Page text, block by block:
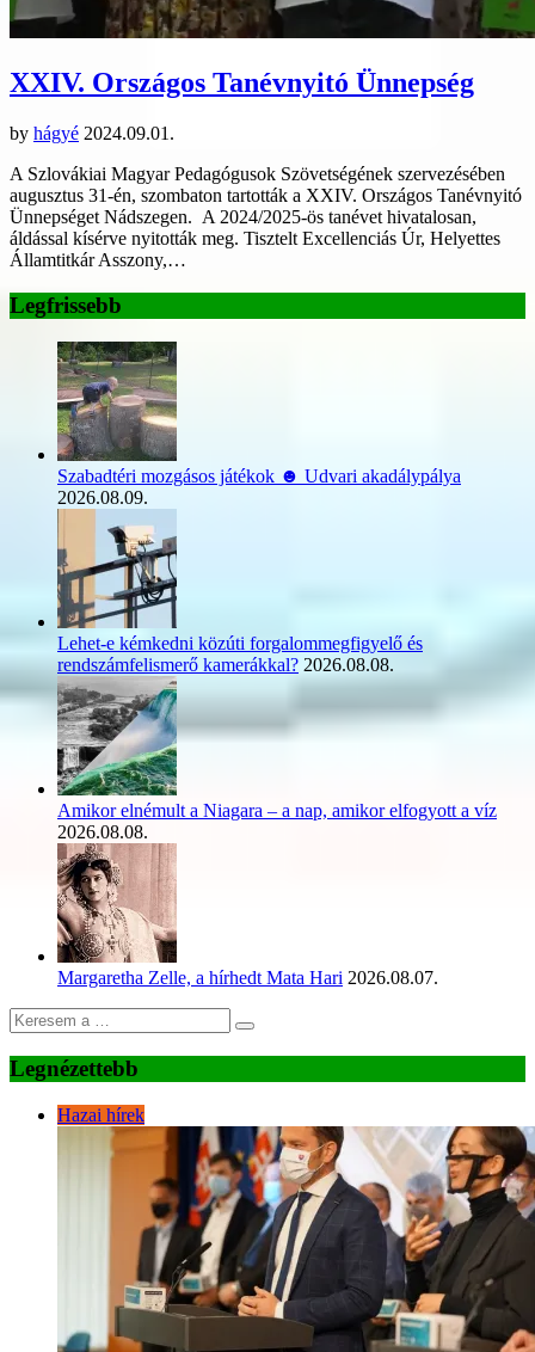
XXIV. Országos Tanévnyitó Ünnepség
by hágyé 2024.09.01.
A Szlovákiai Magyar Pedagógusok Szövetségének szervezésében
augusztus 31-én, szombaton tartották a XXIV. Országos Tanévnyitó
Ünnepséget Nádszegen. A 2024/2025-ös tanévet hivatalosan,
áldással kísérve nyitották meg. Tisztelt Excellenciás Úr, Helyettes
Államtitkár Asszony,…
Legfrissebb
Szabadtéri mozgásos játékok ☻ Udvari akadálypálya
2026.08.09.
Lehet-e kémkedni közúti forgalommegfigyelő és
rendszámfelismerő kamerákkal? 2026.08.08.
Amikor elnémult a Niagara – a nap, amikor elfogyott a víz
2026.08.08.
Margaretha Zelle, a hírhedt Mata Hari 2026.08.07.
Legnézettebb
Hazai hírek